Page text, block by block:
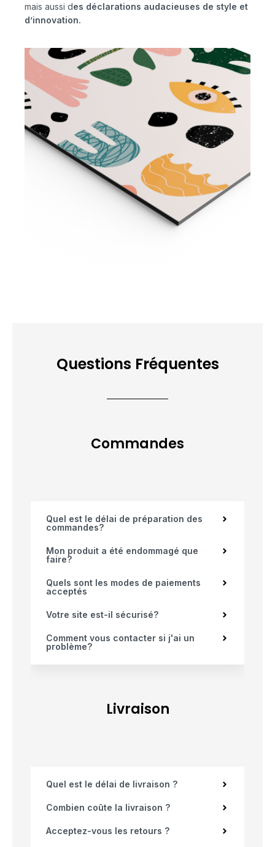
mais aussi des déclarations audacieuses de style et
d’innovation.
Questions Fréquentes
Commandes
Quel est le délai de préparation des
commandes?
Mon produit a été endommagé que
faire?
Quels sont les modes de paiements
acceptés
Votre site est-il sécurisé?
Comment vous contacter si j'ai un
problème?
Livraison
Quel est le délai de livraison ?
Combien coûte la livraison ?
Acceptez-vous les retours ?